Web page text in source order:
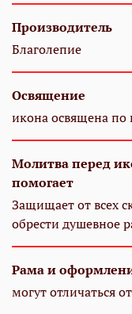
Производитель
Благолепие
Освящение
икона освящена по
Молитва перед
помогает
Защищает от всех
обрести душевное
Рама и
могут отличаться